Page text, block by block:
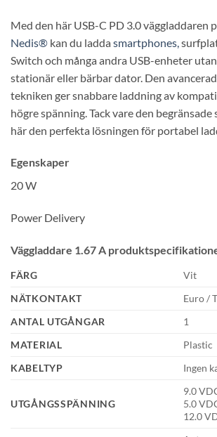
Med den här USB-C PD 3.0 väggladdaren
Nedis® kan du ladda smartphones,
Switch och många andra USB-enheter
stationär eller bärbar dator. Den
tekniken ger snabbare laddning av
högre spänning. Tack vare den
här den perfekta lösningen för portabel
Egenskaper
20 W
Power Delivery
Väggladdare 1.67 A
FÄRG
Vit
NÄTKONTAKT
Euro /
ANTAL UTGÅNGAR
1
MATERIAL
Plastic
KABELTYP
Ingen
UTGÅNGSSPÄNNING
9.0
5.0
12.0